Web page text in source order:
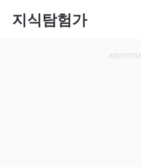
로 건지식탐험가